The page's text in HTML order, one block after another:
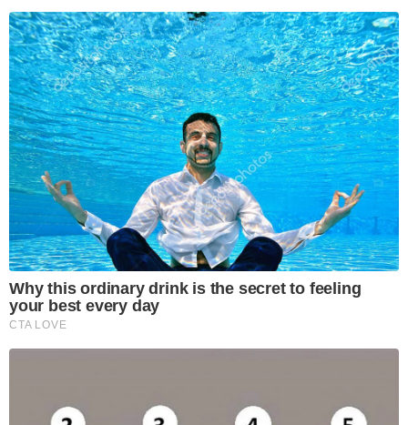
Why this ordinary drink is the secret to feeling
your best every day
CTA LOVE